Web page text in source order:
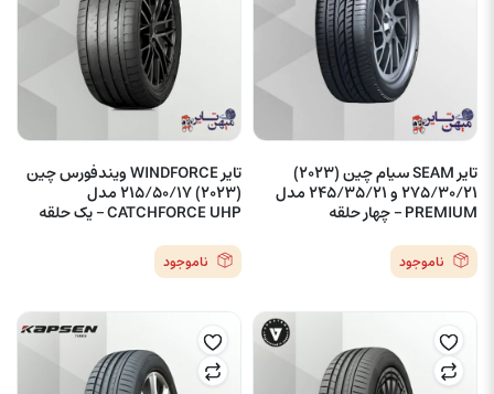
تایر SEAM سیام چین (2023)
275/30/21 و 245/35/21 مدل
PREMIUM – چهار حلقه
ناموجود
تایر WINDFORCE ویندفورس چین
(2023) 215/50/17 مدل
CATCHFORCE UHP – یک حلقه
ناموجود